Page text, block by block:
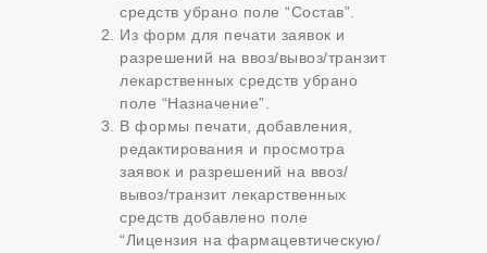
средств убрано поле “Состав”.
Из форм для печати заявок и
разрешений на ввоз/вывоз/транзит
лекарственных средств убрано
поле “Назначение”.
В формы печати, добавления,
редактирования и просмотра
заявок и разрешений на ввоз/
вывоз/транзит лекарственных
средств добавлено поле
“Лицензия на фармацевтическую/